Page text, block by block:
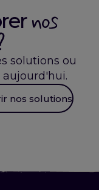
nos
solutions ou
nos solutions